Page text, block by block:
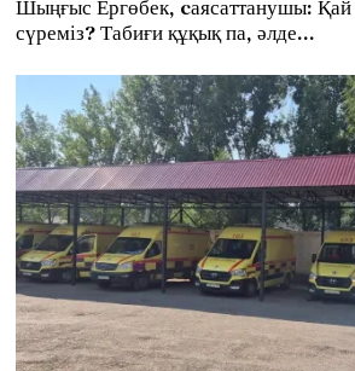
g
u
t
8
,
2
0
2
6
Шыңғыс Ергөбек, cаясаттанушы: Қай
сүреміз? Табиғи құқық па, әлде…